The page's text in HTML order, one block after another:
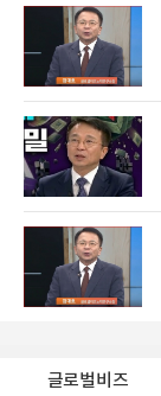
글로벌비즈